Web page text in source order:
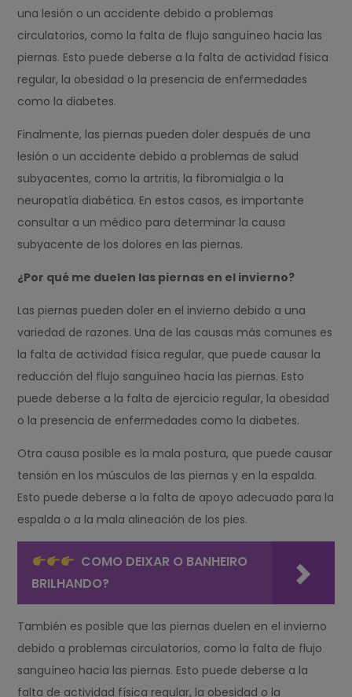
una lesión o un accidente debido a problemas
circulatorios, como la falta de flujo sanguíneo hacia las
piernas. Esto puede deberse a la falta de actividad física
regular, la obesidad o la presencia de enfermedades
como la diabetes.
Finalmente, las piernas pueden doler después de una
lesión o un accidente debido a problemas de salud
subyacentes, como la artritis, la fibromialgia o la
neuropatía diabética. En estos casos, es importante
consultar a un médico para determinar la causa
subyacente de los dolores en las piernas.
¿Por qué me duelen las piernas en el invierno?
Las piernas pueden doler en el invierno debido a una
variedad de razones. Una de las causas más comunes es
la falta de actividad física regular, que puede causar la
reducción del flujo sanguíneo hacia las piernas. Esto
puede deberse a la falta de ejercicio regular, la obesidad
o la presencia de enfermedades como la diabetes.
Otra causa posible es la mala postura, que puede causar
tensión en los músculos de las piernas y en la espalda.
Esto puede deberse a la falta de apoyo adecuado para la
espalda o a la mala alineación de los pies.
COMO DEIXAR O BANHEIRO
BRILHANDO?
También es posible que las piernas duelen en el invierno
debido a problemas circulatorios, como la falta de flujo
sanguíneo hacia las piernas. Esto puede deberse a la
falta de actividad física regular, la obesidad o la